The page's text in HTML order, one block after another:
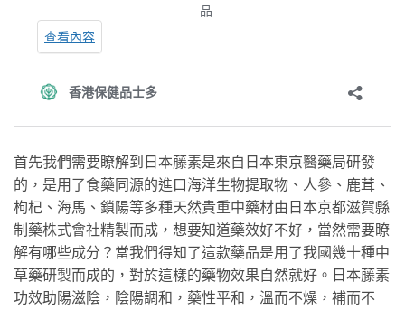
首先我們需要瞭解到日本藤素是來自日本東京醫藥局研發
的，是用了食藥同源的進口海洋生物提取物、人參、鹿茸、
枸杞、海馬、鎖陽等多種天然貴重中藥材由日本京都滋賀縣
制藥株式會社精製而成，想要知道藥效好不好，當然需要瞭
解有哪些成分？當我們得知了這款藥品是用了我國幾十種中
草藥研製而成的，對於這樣的藥物效果自然就好。日本藤素
功效助陽滋陰，陰陽調和，藥性平和，溫而不燥，補而不